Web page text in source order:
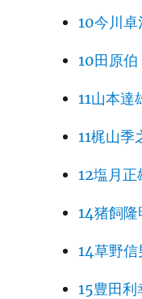
10今川卓
10田原伯
11山本達
11梶山季
12塩月正
14猪飼隆
14草野信
15豊田利